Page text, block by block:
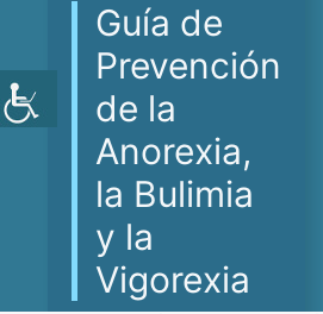
Guía de
Prevención
de la
Anorexia,
la Bulimia
y la
Vigorexia